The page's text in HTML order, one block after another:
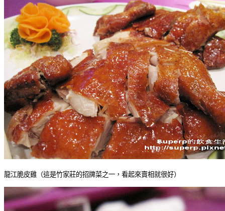
龍江脆皮雞（這是竹家莊的招牌菜之一，看起來賣相就很好）